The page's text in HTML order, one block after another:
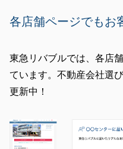
たします。
各店舗ページでもお
東急リバブルでは、各店
ています。不動産会社選
更新中！